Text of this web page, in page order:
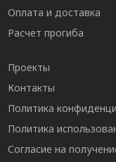
Оплата и доставка
Расчет прогиба
Проекты
Контакты
Политика
Политика
Согласие на